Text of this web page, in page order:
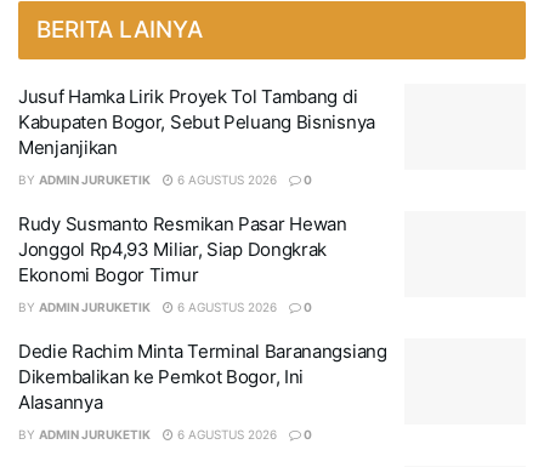
BERITA LAINYA
Jusuf Hamka Lirik Proyek Tol Tambang di
Kabupaten Bogor, Sebut Peluang Bisnisnya
Menjanjikan
BY ADMIN JURUKETIK 6 AGUSTUS 2026 0
Rudy Susmanto Resmikan Pasar Hewan
Jonggol Rp4,93 Miliar, Siap Dongkrak
Ekonomi Bogor Timur
BY ADMIN JURUKETIK 6 AGUSTUS 2026 0
Dedie Rachim Minta Terminal Baranangsiang
Dikembalikan ke Pemkot Bogor, Ini
Alasannya
BY ADMIN JURUKETIK 6 AGUSTUS 2026 0